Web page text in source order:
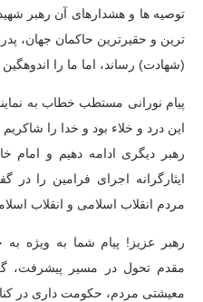
توصیه ها و هشدارهای آن رهبر
ترین و حقیرترین حاکمان جهان،
(شهادت) رساند، اما ما را اندوهگین
پیام نورانی مستطب خطاب به
این درد و خلاء بود و خدا را
ایثارگرانه اجرای فرامین را
مردم انقلاب اسلامی و انقلاب
رهبر عزیز! پیام شما به ویژه به
مقدم تحول در مسیر پیشرفت،
معیشتی مردم، حکومت داری در